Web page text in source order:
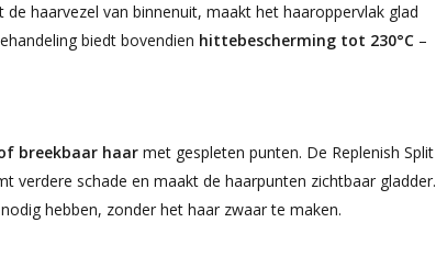
de haarvezel van binnenuit, maakt het haaroppervlak glad
biedt bovendien hittebescherming tot 230°C –
breekbaar haar met gespleten punten. De Replenish Split
verdere schade en maakt de haarpunten zichtbaar gladder.
hebben, zonder het haar zwaar te maken.